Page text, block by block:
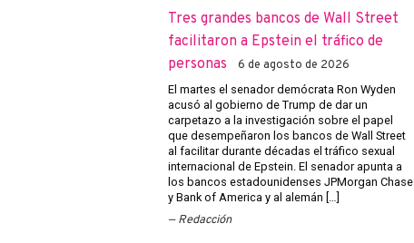
Tres grandes bancos de Wall Street
facilitaron a Epstein el tráfico de
personas
6 de agosto de 2026
El martes el senador demócrata Ron Wyden
acusó al gobierno de Trump de dar un
carpetazo a la investigación sobre el papel
que desempeñaron los bancos de Wall Street
al facilitar durante décadas el tráfico sexual
internacional de Epstein. El senador apunta a
los bancos estadounidenses JPMorgan Chase
y Bank of America y al alemán […]
Redacción